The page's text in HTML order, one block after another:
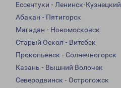
Ессентуки - Ленинск-Кузнецкий
Абакан - Пятигорск
Магадан - Новомосковск
Старый Оскол - Витебск
Прокопьевск - Солнечногорск
Казань - Вышний Волочек
Северодвинск - Острогожск